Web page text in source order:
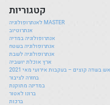
קטגוריות
MASTER לאנתרופולוגיה
אנתרוטיוב
אנתרופולוגיה במדיה
אנתרופולוגיה בשטח
אנתרופולוגיה לשבת
ארץ אוכלת יושביה
אש בשדה קוצים – בעקבות אירועי מאי 2021
בחזרה לציבור
במדינה מתוקנת
ברונו לאטור
ברכות